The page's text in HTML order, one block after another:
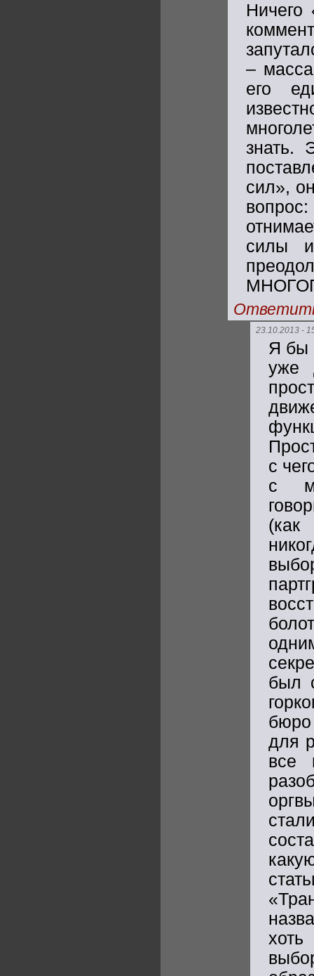
Ничего
–
его
знать.
сил»,
силы
23.10.2013 -
Я бы
уже
с
с
(как
был
для
все